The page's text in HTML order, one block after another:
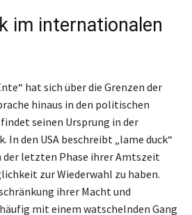
im internationalen
hat sich über die Grenzen der
hinaus in den politischen
seinen Ursprung in der
den USA beschreibt „lame duck“
der letzten Phase ihrer Amtszeit
zur Wiederwahl zu haben.
ihrer Macht und
mit einem watschelnden Gang